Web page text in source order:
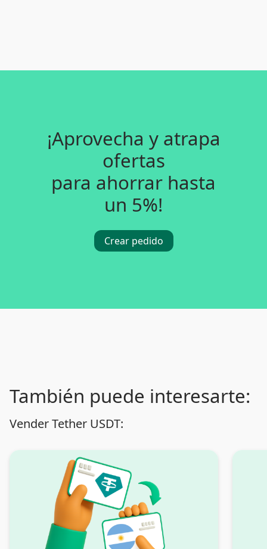
¡Aprovecha y atrapa
ofertas
para ahorrar hasta
un 5%!
Crear pedido
También puede interesarte:
Vender Tether USDT: